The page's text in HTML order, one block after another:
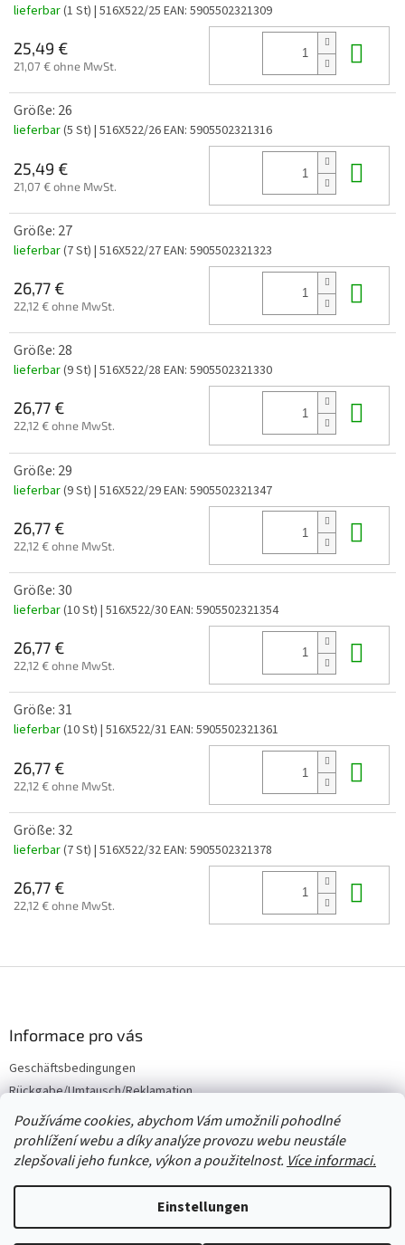
Používáme cookies, abychom Vám umožnili pohodlné
prohlížení webu a díky analýze provozu webu neustále
zlepšovali jeho funkce, výkon a použitelnost. Více informaci.
Einstellungen
lieferbar(1 St) | 516X522/25 EAN: 5905502321309
25,49 €
21,07 € ohne MwSt.
Größe: 26
lieferbar(5 St) | 516X522/26EAN: 5905502321316
25,49 €
21,07 € ohne MwSt.
Größe: 27
lieferbar(7 St) | 516X522/27EAN: 5905502321323
26,77 €
22,12 € ohne MwSt.
Größe: 28
lieferbar(9 St) | 516X522/28 EAN: 5905502321330
26,77 €
22,12 € ohne MwSt.
Größe: 29
lieferbar(9 St) | 516X522/29EAN: 5905502321347
26,77 €
22,12 € ohne MwSt.
Größe: 30
lieferbar(10 St) | 516X522/30EAN: 5905502321354
26,77 €
22,12 € ohne MwSt.
Größe: 31
lieferbar(10 St) | 516X522/31 EAN: 5905502321361
26,77 €
22,12 € ohne MwSt.
Größe: 32
lieferbar(7 St) | 516X522/32EAN: 5905502321378
26,77 €
22,12 € ohne MwSt.
l
Informace pro vás
Geschäftsbedingungen
Rückgabe/Umtausch/Reklamation
Großhandel